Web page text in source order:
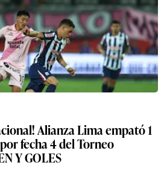
Alianza Lima empató 1
fecha 4 del Torneo
Y GOLES